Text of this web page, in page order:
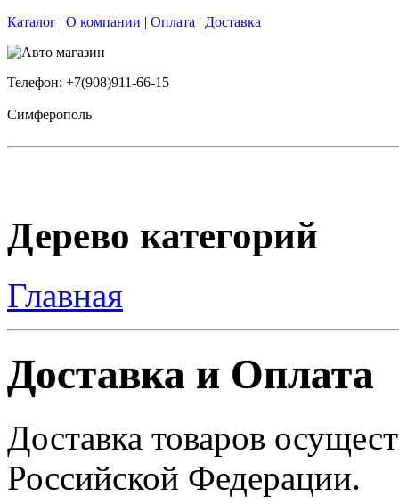
Каталог | О компании | Оплата | Доставка
Телефон: +7(908)911-66-15
Симферополь
Дерево категорий
Главная
Доставка и Оплата
Доставка товаров
Российской Федерации.